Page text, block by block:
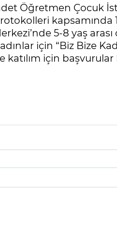
Öğretmen Çocuk
kapsamında
5-8 yaş
için “Biz Bize
katılım için başvurular